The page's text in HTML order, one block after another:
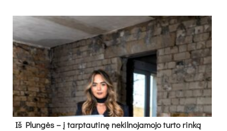
Iš Plungės – į tarptautinę nekilnojamojo turto rinką